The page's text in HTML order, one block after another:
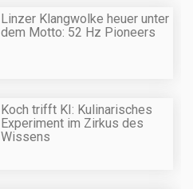
Linzer Klangwolke heuer unter
dem Motto: 52 Hz Pioneers
Koch trifft KI: Kulinarisches
Experiment im Zirkus des
Wissens